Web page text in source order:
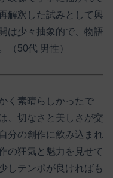
解釈した試みとして興
は少々抽象的で、物語
（50代 男性）
く素晴らしかったで
、切なさと美しさが交
分の創作に飲み込まれ
の狂気と魅力を見せて
しテンポが良ければも